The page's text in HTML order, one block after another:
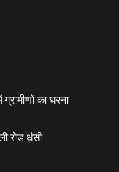
का धरना
रोड धंसी